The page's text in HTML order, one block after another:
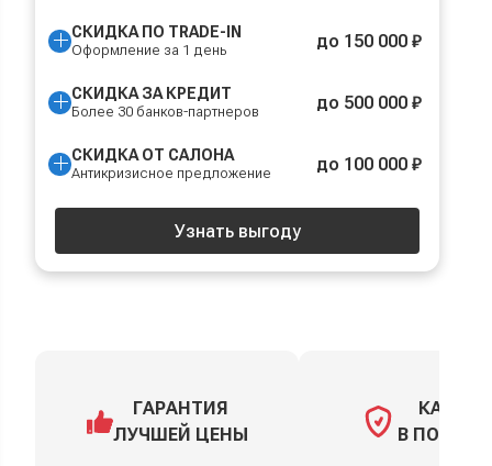
СКИДКА ПО TRADE-IN
Оформление за 1 день до 150 000 ₽
СКИДКА ЗА КРЕДИТ
Более 30 банков-партнеров до 500 000 ₽
СКИДКА ОТ САЛОНА
Антикризисное предложение до 100 000 ₽
Узнать выгоду
ГАРАНТИЯ
ЛУЧШЕЙ ЦЕНЫ
КАСКО
В